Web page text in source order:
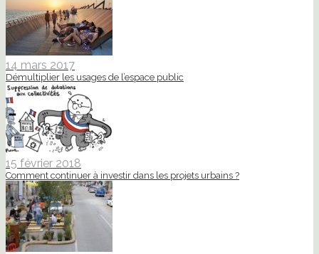
14 mars 2017
Démultiplier les usages de l’espace public
15 février 2018
Comment continuer à investir dans les projets urbains ?